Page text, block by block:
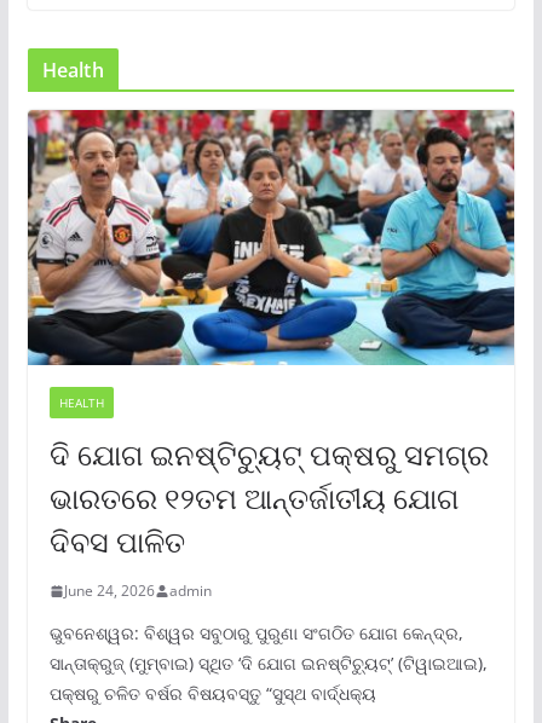
Health
HEALTH
ଦି ଯୋଗ ଇନଷ୍ଟିଚ୍ୟୁଟ୍ ପକ୍ଷରୁ ସମଗ୍ର
ଭାରତରେ ୧୨ତମ ଆନ୍ତର୍ଜାତୀୟ ଯୋଗ
ଦିବସ ପାଳିତ
June 24, 2026 admin
ଭୁବନେଶ୍ୱର: ବିଶ୍ୱର ସବୁଠାରୁ ପୁରୁଣା ସଂଗଠିତ ଯୋଗ କେନ୍ଦ୍ର,
ସାନ୍ତାକ୍ରୁଜ୍ (ମୁମ୍ବାଇ) ସ୍ଥିତ ‘ଦି ଯୋଗ ଇନଷ୍ଟିଚ୍ୟୁଟ୍‌’ (ଟିୱାଇଆଇ),
ପକ୍ଷରୁ ଚଳିତ ବର୍ଷର ବିଷୟବସ୍ତୁ “ସୁସ୍ଥ ବାର୍ଦ୍ଧକ୍ୟ